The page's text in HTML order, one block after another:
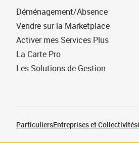
Déménagement/Absence
Vendre sur la Marketplace
Activer mes Services Plus
La Carte Pro
Les Solutions de Gestion
ParticuliersEntreprises et Collectivités